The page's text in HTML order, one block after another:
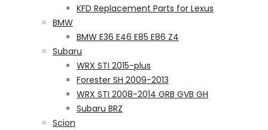
KFD Replacement Parts for Lexus
BMW
BMW E36 E46 E85 E86 Z4
Subaru
WRX STI 2015-plus
Forester SH 2009-2013
WRX STI 2008-2014 GRB GVB GH
Subaru BRZ
Scion